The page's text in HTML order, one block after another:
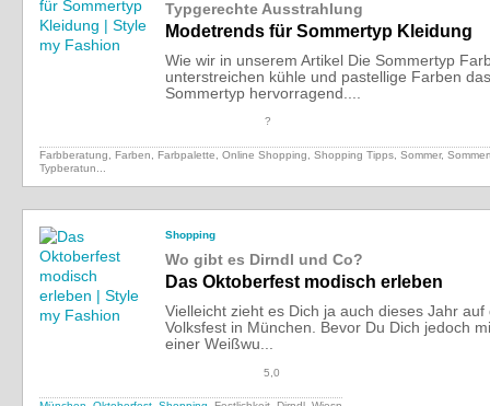
Typgerechte Ausstrahlung
Modetrends für Sommertyp Kleidung
Wie wir in unserem Artikel Die Sommertyp
unterstreichen kühle und pastellige Farben
Sommertyp hervorragend....
?
Farbberatung, Farben, Farbpalette, Online Shopping, Shopping Tipps, Sommer,
Typberatun...
Shopping
Wo gibt es Dirndl und Co?
Das Oktoberfest modisch erleben
Vielleicht zieht es Dich ja auch dieses Jahr
Volksfest in München. Bevor Du Dich jedoch
einer Weißwu...
5,0